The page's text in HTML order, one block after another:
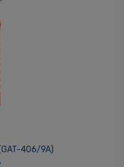
(GAT-406/9A)